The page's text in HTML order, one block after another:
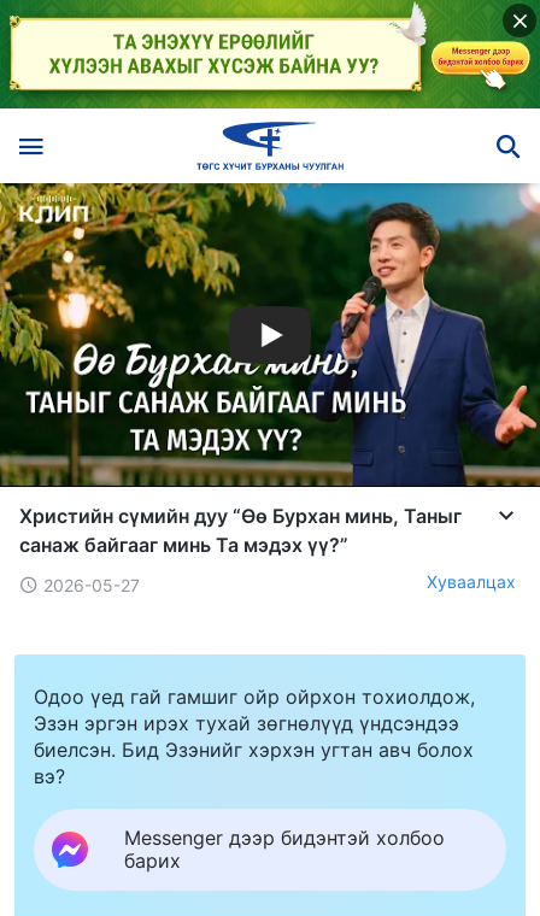
Христийн сүмийн дуу “Өө Бурхан минь, Таныг
санаж байгааг минь Та мэдэх үү?”
2026-05-27 Хуваалцах
Одоо үед гай гамшиг ойр ойрхон тохиолдож,
Эзэн эргэн ирэх тухай зөгнөлүүд үндсэндээ
биелсэн. Бид Эзэнийг хэрхэн угтан авч болох
вэ?
Messenger дээр бидэнтэй холбоо
барих